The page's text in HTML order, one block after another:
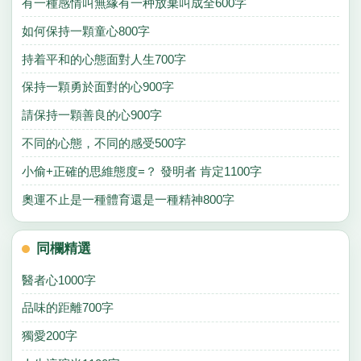
有一種感情叫無緣有一种放棄叫成全600字
如何保持一顆童心800字
持着平和的心態面對人生700字
保持一顆勇於面對的心900字
請保持一顆善良的心900字
不同的心態，不同的感受500字
小偷+正確的思維態度=？ 發明者 肯定1100字
奧運不止是一種體育還是一種精神800字
同欄精選
醫者心1000字
品味的距離700字
獨愛200字